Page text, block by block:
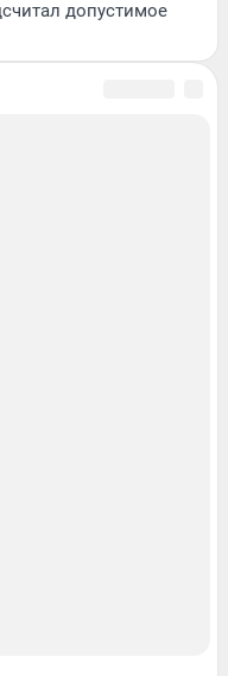
допустимое